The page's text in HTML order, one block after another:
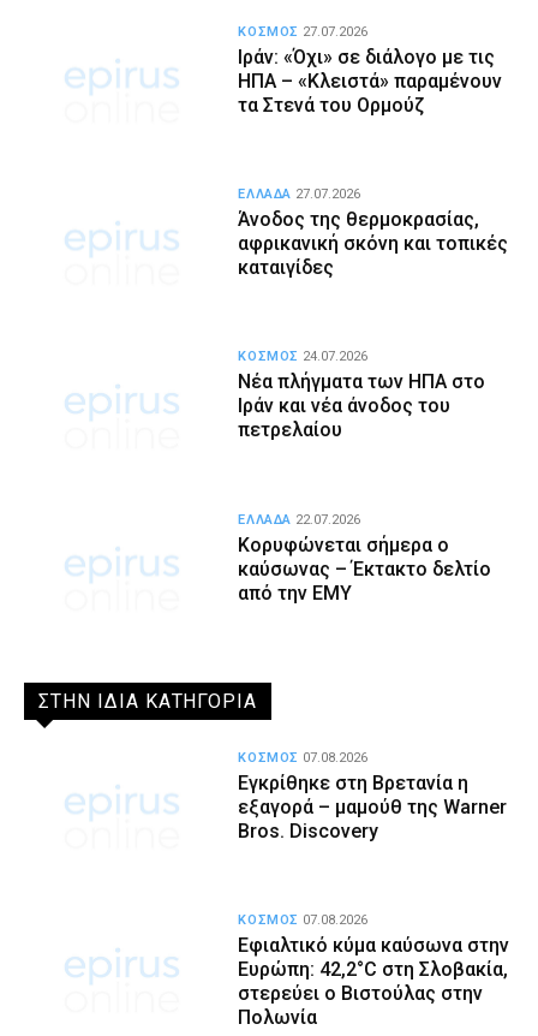
Ιράν: «Όχι» σε διάλογο με τις
ΗΠΑ – «Κλειστά» παραμένουν
τα Στενά του Ορμούζ
ΚΟΣΜΟΣ 27.07.2026
Άνοδος της θερμοκρασίας,
αφρικανική σκόνη και τοπικές
καταιγίδες
ΕΛΛΑΔΑ 27.07.2026
Νέα πλήγματα των ΗΠΑ στο
Ιράν και νέα άνοδος του
πετρελαίου
ΚΟΣΜΟΣ 24.07.2026
Κορυφώνεται σήμερα ο
καύσωνας – Έκτακτο δελτίο
από την ΕΜΥ
ΕΛΛΑΔΑ 22.07.2026
ΣΤΗΝ ΙΔΙΑ ΚΑΤΗΓΟΡΙΑ
Εγκρίθηκε στη Βρετανία η
εξαγορά – μαμούθ της Warner
Bros. Discovery
ΚΟΣΜΟΣ 07.08.2026
Εφιαλτικό κύμα καύσωνα στην
Ευρώπη: 42,2°C στη Σλοβακία,
στερεύει ο Βιστούλας στην
Πολωνία
ΚΟΣΜΟΣ 07.08.2026